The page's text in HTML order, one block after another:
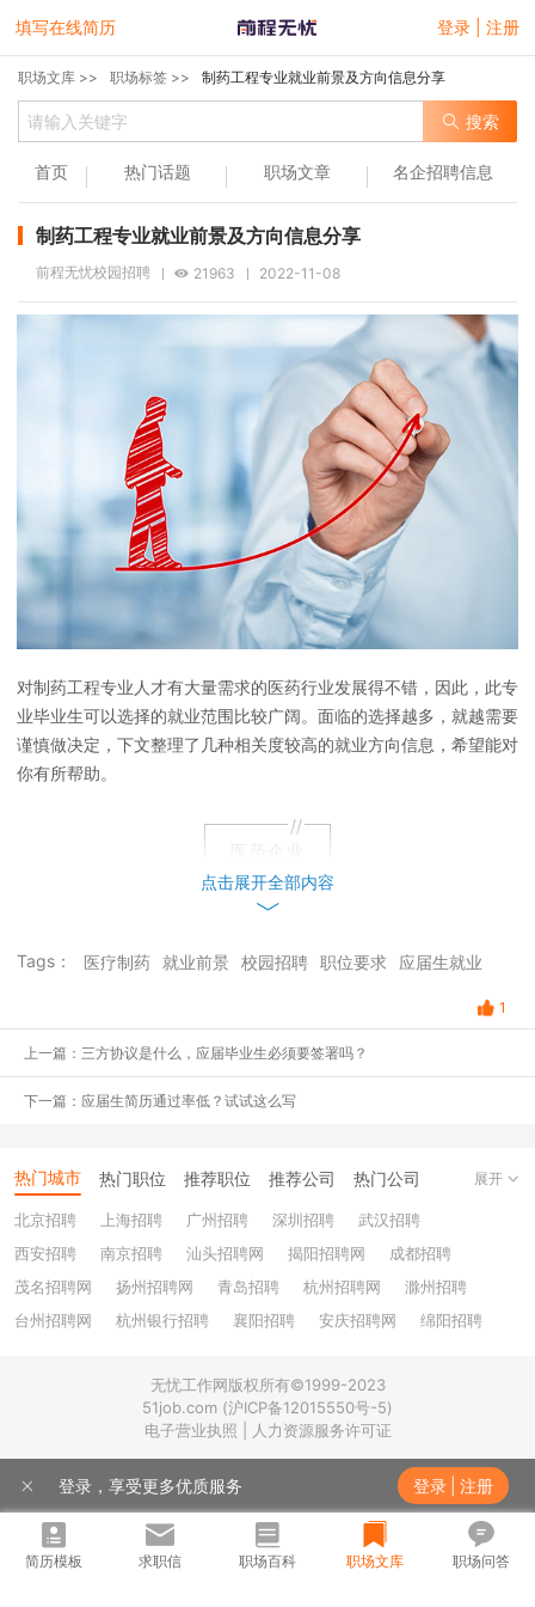
填写在线简历 登录 | 注册
职场文库 >> 职场标签 >> 制药工程专业就业前景及方向信息分享
搜索
首页 热门话题 职场文章 名企招聘信息
制药工程专业就业前景及方向信息分享
前程无忧校园招聘 21963 2022-11-08
对制药工程专业人才有大量需求的医药行业发展得不错，因此，此专
业毕业生可以选择的就业范围比较广阔。面临的选择越多，就越需要
谨慎做决定，下文整理了几种相关度较高的就业方向信息，希望能对
你有所帮助。
//
医药企业
//
制药行业永远不会成为夕阳行业，整个行业打细分领域也非常多，包
以选择在这些企业从事药物研发工作，通常此岗位对学历要求更高，
工作。医药营销企业也需要大量的制药工程专业人员，主要是负责药
品使用指导咨询的岗位，若从事药剂师工作，需要考取药剂师证书。
//
如果自己比较喜欢稳定的工作，可以到国家药品监督管理局、食品药
品监督管理局等事业单位。其中也有公务员编制，需要符合条件的人
制度相关政策建议、项目材料起草、药物监测评估、药物专利审查等
工作。此就业方向的优点是工作内容相对稳定，工作强度不大，但是
发展上升空间具有局限性，薪资收入相对固定。
//
科研院所
//
如果想在制药工程专业上进行进一步深造，立志成为高层次制药人才
进入科研所，在工作中积累知识是不错的选择。
作为缺少工作经验的
毕业生，进入此类单位工作，前期的工作内容比较繁重，经常加班到
深夜并且薪资收入比较低，如果家里人比较支持，可以选择此方向。
但是工作几年之后，专业实力有了进一步提升，在专业期刊发表过论
点击展开全部内容
Tags： 医疗制药 就业前景 校园招聘 职位要求 应届生就业
1
上一篇：三方协议是什么，应届毕业生必须要签署吗？
下一篇：应届生简历通过率低？试试这么写
热门城市 热门职位 推荐职位 推荐公司 热门公司
北京招聘 上海招聘 广州招聘 深圳招聘
武汉招聘
西安招聘
南京招聘 汕头招聘网 揭阳招聘网
成都招聘
茂名招聘网
扬州招聘网 青岛招聘 杭州招聘网
滁州招聘
台州招聘网
杭州银行招聘 襄阳招聘 安庆招聘网
绵阳招聘
上饶招聘网
展开
无忧工作网版权所有©1999-2023
51job.com (沪ICP备12015550号-5)
电子营业执照 | 人力资源服务许可证
登录，享受更多优质服务 登录 注册
简历模板 求职信 职场百科 职场文库 职场问答